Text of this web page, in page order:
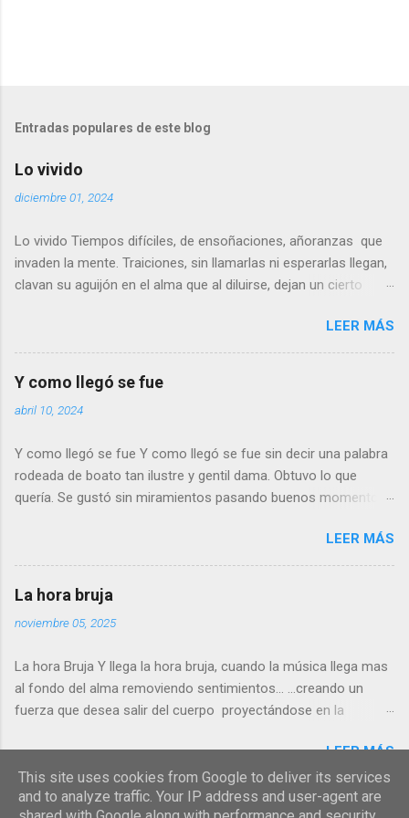
Entradas populares de este blog
Lo vivido
diciembre 01, 2024
Lo vivido Tiempos difíciles, de ensoñaciones, añoranzas que
invaden la mente. Traiciones, sin llamarlas ni esperarlas llegan,
clavan su aguijón en el alma que al diluirse, dejan un cierto
dulces, agradables, dejando el amago de una ligera sonrisa.
Otras, parecen sin sentido, casi dolientes, no llegan a ser
reproches, solo un poso de duda. No podemos evitarlo. ¿Juicio
del pasado?. ¿Inconsciente revisión de lo que fue? No lo se, ni
quiero saberlo. Puede que una cura del alma… de lo que esta
LEER MÁS
Y como llegó se fue
abril 10, 2024
Y como llegó se fue Y como llegó se fue sin decir una palabra
rodeada de boato tan ilustre y gentil dama. Obtuvo lo que
quería. Se gustó sin miramientos pasando buenos momentos
su amante, pues de nada le servía Tiempos que engañan
Tiempos que ligeros pasan Tiempos de amor y desvelo que ya
nada significan para dama de altos vuelos. Y como llegó se fue
Sin decir una palabra No importa lo que pasó con tan bella y
gentil dama Rafael Serrano Ruiz 26/2/2022
LEER MÁS
La hora bruja
noviembre 05, 2025
La hora Bruja Y llega la hora bruja, cuando la música llega mas
al fondo del alma removiendo sentimientos… …creando un
fuerza que desea salir del cuerpo proyectándose en la
acordes acompañando con los brazos esa orquesta
imaginaria como si fuera parte del hechizo que te inunda. En
ese trance te viene una imagen. Abrazados, corazón con
LEER MÁS
This site uses cookies from Google to deliver its services
and to analyze traffic. Your IP address and user-agent are